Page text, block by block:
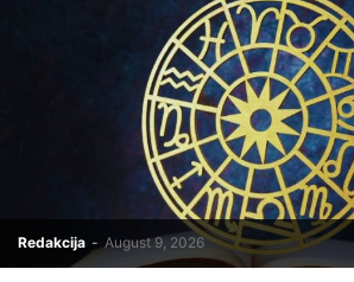
Redakcija - August 9, 2026